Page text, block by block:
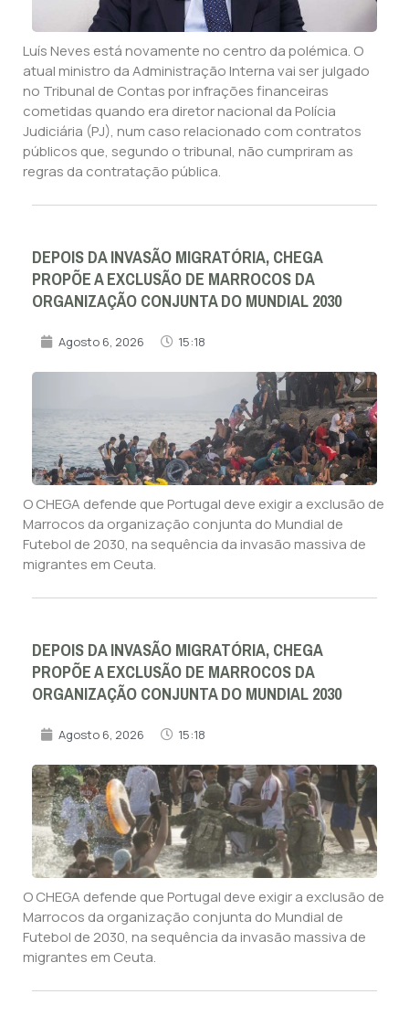
Luís Neves está novamente no centro da polémica. O
atual ministro da Administração Interna vai ser julgado
no Tribunal de Contas por infrações financeiras
cometidas quando era diretor nacional da Polícia
Judiciária (PJ), num caso relacionado com contratos
públicos que, segundo o tribunal, não cumpriram as
regras da contratação pública.
DEPOIS DA INVASÃO MIGRATÓRIA, CHEGA
PROPÕE A EXCLUSÃO DE MARROCOS DA
ORGANIZAÇÃO CONJUNTA DO MUNDIAL 2030
Agosto 6, 2026 15:18
O CHEGA defende que Portugal deve exigir a exclusão de
Marrocos da organização conjunta do Mundial de
Futebol de 2030, na sequência da invasão massiva de
migrantes em Ceuta.
DEPOIS DA INVASÃO MIGRATÓRIA, CHEGA
PROPÕE A EXCLUSÃO DE MARROCOS DA
ORGANIZAÇÃO CONJUNTA DO MUNDIAL 2030
Agosto 6, 2026 15:18
O CHEGA defende que Portugal deve exigir a exclusão de
Marrocos da organização conjunta do Mundial de
Futebol de 2030, na sequência da invasão massiva de
migrantes em Ceuta.